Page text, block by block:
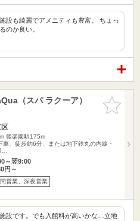
設も綺麗でアメニティも豊富。 ちょっ
のか良い。
お気に入
りに追加
（スパ ラクーア）
区
後楽園駅175m
車、徒歩約6分、または地下鉄丸の内線・
…
～翌9:00
円～
営業、深夜営業
設です。でも入館料が高いかな…立地